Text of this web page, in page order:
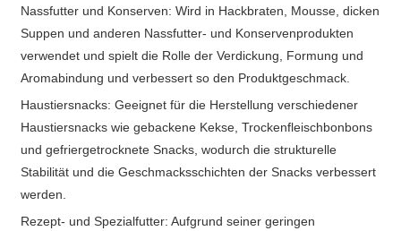
Nassfutter und Konserven: Wird in Hackbraten, Mousse, dicken
Suppen und anderen Nassfutter- und Konservenprodukten
verwendet und spielt die Rolle der Verdickung, Formung und
Aromabindung und verbessert so den Produktgeschmack.
Haustiersnacks: Geeignet für die Herstellung verschiedener
Haustiersnacks wie gebackene Kekse, Trockenfleischbonbons
und gefriergetrocknete Snacks, wodurch die strukturelle
Stabilität und die Geschmacksschichten der Snacks verbessert
werden.
Rezept- und Spezialfutter: Aufgrund seiner geringen